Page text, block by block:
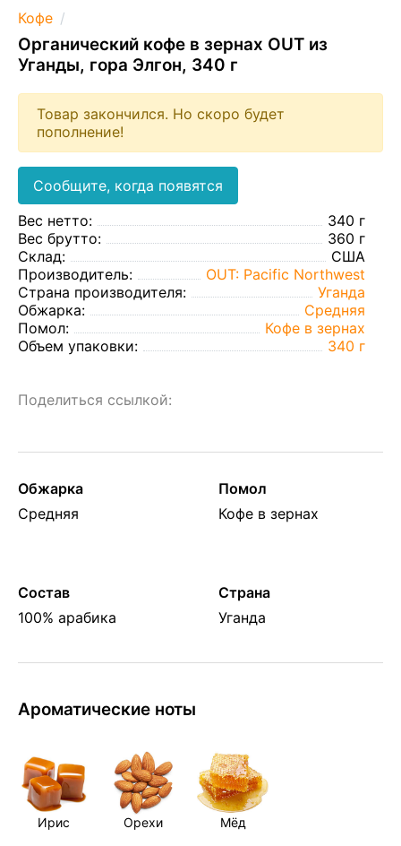
Кофе
Органический кофе в зернах OUT из
Уганды, гора Элгон, 340 г
Товар закончился. Но скоро будет
пополнение!
Сообщите, когда появятся
Вес нетто:
340 г
Вес брутто:
360 г
Склад:
США
Производитель:
OUT: Pacific Northwest
Страна производителя:
Уганда
Обжарка:
Средняя
Помол:
Кофе в зернах
Объем упаковки:
340 г
Поделиться ссылкой:
Обжарка
Средняя
Помол
Кофе в зернах
Состав
100% арабика
Страна
Уганда
Ароматические ноты
Ирис Орехи Мёд